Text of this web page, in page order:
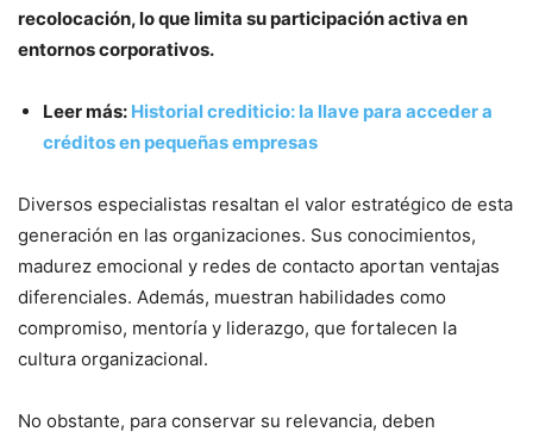
recolocación, lo que limita su participación activa en
entornos corporativos.
Leer más: Historial crediticio: la llave para acceder a
créditos en pequeñas empresas
Diversos especialistas resaltan el valor estratégico de esta
generación en las organizaciones. Sus conocimientos,
madurez emocional y redes de contacto aportan ventajas
diferenciales. Además, muestran habilidades como
compromiso, mentoría y liderazgo, que fortalecen la
cultura organizacional.
No obstante, para conservar su relevancia, deben